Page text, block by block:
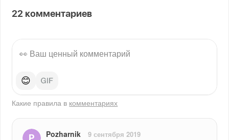
22 комментариев
😊
Какие правила в комментариях
Pozharnik 9 сентября 2019